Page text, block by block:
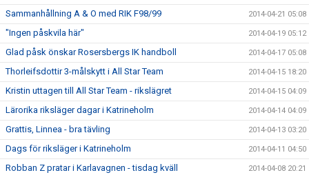
Sammanhållning A & O med RIK F98/99 2014-04-21 05:08
"Ingen påskvila här" 2014-04-19 05:12
Glad påsk önskar Rosersbergs IK handboll 2014-04-17 05:08
Thorleifsdottir 3-målskytt i All Star Team 2014-04-15 18:20
Kristin uttagen till All Star Team - rikslägret 2014-04-15 04:09
Lärorika riksläger dagar i Katrineholm 2014-04-14 04:09
Grattis, Linnea - bra tävling 2014-04-13 03:20
Dags för riksläger i Katrineholm 2014-04-11 04:50
Robban Z pratar i Karlavagnen - tisdag kväll 2014-04-08 20:21